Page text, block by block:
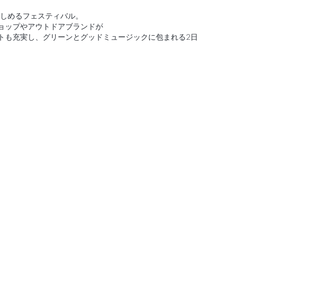
めるフェスティバル。
ップやアウトドアブランドが
充実し、グリーンとグッドミュージックに包まれる2日